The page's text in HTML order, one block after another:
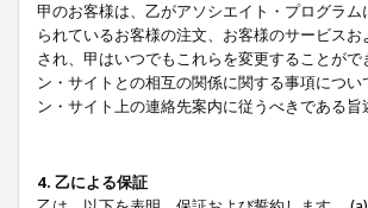
甲のお客様は、乙がアソシエイト・プログラ
られているお客様の注文、お客様のサービス
され、甲はいつでもこれらを変更することが
ン・サイトとの相互の関係に関する事項につ
ン・サイト上の連絡先案内に従うべきである
4. 乙による保証